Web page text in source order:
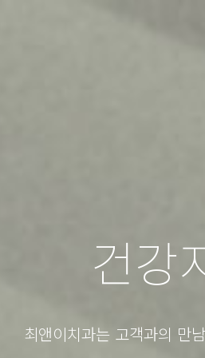
건강
최앤이치과는 고객과의 만